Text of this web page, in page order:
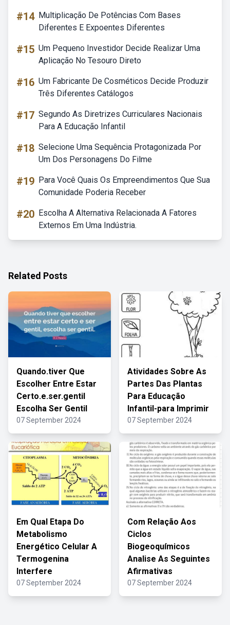
#14 Multiplicação De Potências Com Bases
Diferentes E Expoentes Diferentes
#15 Um Pequeno Investidor Decide Realizar Uma
Aplicação No Tesouro Direto
#16 Um Fabricante De Cosméticos Decide Produzir
Três Diferentes Catálogos
#17 Segundo As Diretrizes Curriculares Nacionais
Para A Educação Infantil
#18 Selecione Uma Sequência Protagonizada Por
Um Dos Personagens Do Filme
#19 Para Você Quais Os Empreendimentos Que Sua
Comunidade Poderia Receber
#20 Escolha A Alternativa Relacionada A Fatores
Externos Em Uma Indústria.
Related Posts
Quando.tiver Que
Escolher Entre Estar
Certo.e.ser.gentil
Escolha Ser Gentil
07 September 2024
Atividades Sobre As
Partes Das Plantas
Para Educação
Infantil-para Imprimir
07 September 2024
Em Qual Etapa Do
Metabolismo
Energético Celular A
Termogenina
Interfere
07 September 2024
Com Relação Aos
Ciclos
Biogeoquímicos
Analise As Seguintes
Afirmativas
07 September 2024